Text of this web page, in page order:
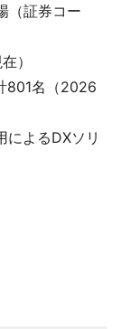
（証券コー
）
801名（2026
によるDXソリ